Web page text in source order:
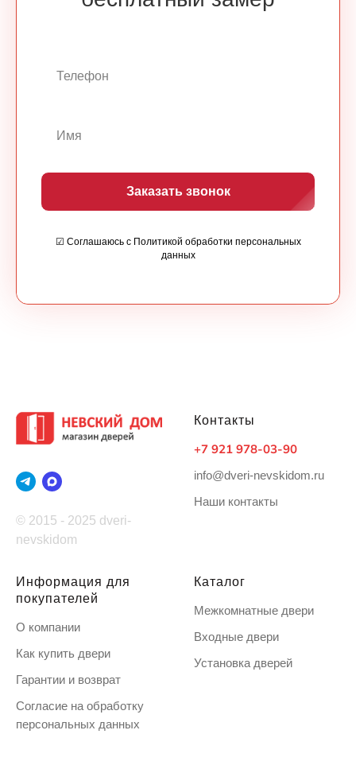
Заказать звонок
☑ Соглашаюсь с Политикой обработки персональных
данных
© 2015 - 2025 dveri-
nevskidom
Контакты
+7 921 978-03-90
info@dveri-nevskidom.ru
Наши контакты
Информация для
покупателей
О компании
Как купить двери
Гарантии и возврат
Согласие на обработку
персональных данных
Каталог
Межкомнатные двери
Входные двери
Установка дверей